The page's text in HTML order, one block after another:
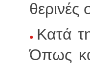
θερινές
Κατά
Όπως